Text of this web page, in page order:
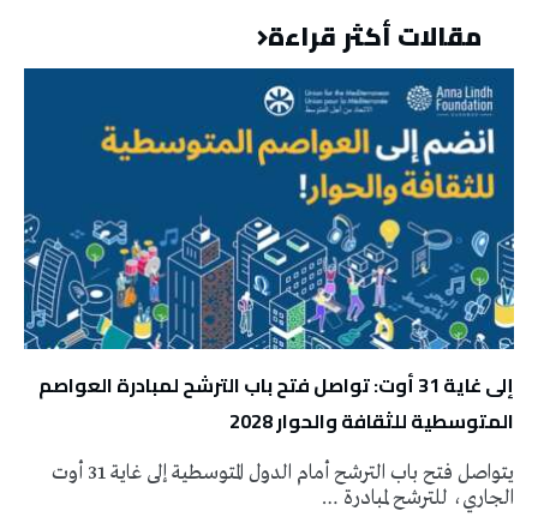
مقالات أكثر قراءة
إلى غاية 31 أوت: تواصل فتح باب الترشح لمبادرة العواصم
المتوسطية للثقافة والحوار 2028
يتواصل فتح باب الترشح أمام الدول المتوسطية إلى غاية 31 أوت
الجاري، للترشح لمبادرة …